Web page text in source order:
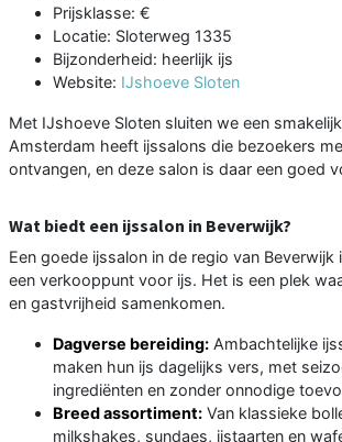
Prijsklasse: €
Locatie: Sloterweg 1335
Bijzonderheid: heerlijk ijs
Website: IJshoeve Sloten
Met IJshoeve Sloten sluiten we een
Amsterdam heeft ijssalons die bezoekers
ontvangen, en deze salon is daar een goed
Wat biedt een ijssalon in Beverwijk?
Een goede ijssalon in de regio van Beverwijk
een verkooppunt voor ijs. Het is een plek
en gastvrijheid samenkomen.
Dagverse bereiding: Ambachtelijke
maken hun ijs dagelijks vers, met
ingrediënten en zonder onnodige
Breed assortiment: Van klassieke
milkshakes, sundaes, ijstaarten en